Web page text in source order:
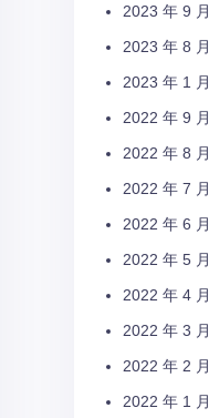
2023 年 9 月
2023 年 8 月
2023 年 1 月
2022 年 9 月
2022 年 8 月
2022 年 7 月
2022 年 6 月
2022 年 5 月
2022 年 4 月
2022 年 3 月
2022 年 2 月
2022 年 1 月